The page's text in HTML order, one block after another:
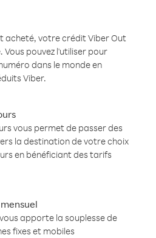
acheté, votre crédit Viber Out
pouvez l'utiliser pour
dans le monde en
Viber.
vous permet de passer des
la destination de votre choix
en bénéficiant des tarifs
apporte la souplesse de
fixes et mobiles